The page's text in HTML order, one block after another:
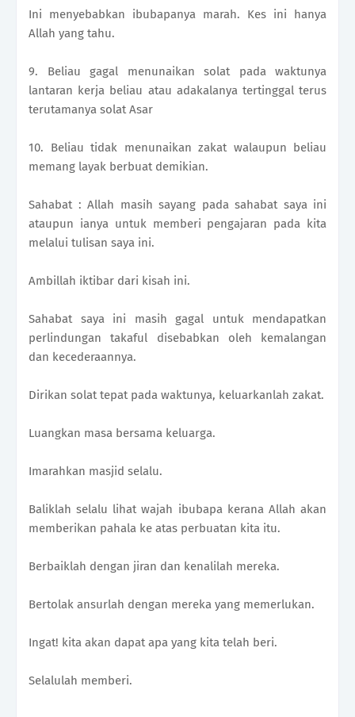
Ini menyebabkan ibubapanya marah. Kes ini hanya
Allah yang tahu.
9. Beliau gagal menunaikan solat pada waktunya
lantaran kerja beliau atau adakalanya tertinggal terus
terutamanya solat Asar
10. Beliau tidak menunaikan zakat walaupun beliau
memang layak berbuat demikian.
Sahabat : Allah masih sayang pada sahabat saya ini
ataupun ianya untuk memberi pengajaran pada kita
melalui tulisan saya ini.
Ambillah iktibar dari kisah ini.
Sahabat saya ini masih gagal untuk mendapatkan
perlindungan takaful disebabkan oleh kemalangan
dan kecederaannya.
Dirikan solat tepat pada waktunya, keluarkanlah zakat.
Luangkan masa bersama keluarga.
Imarahkan masjid selalu.
Baliklah selalu lihat wajah ibubapa kerana Allah akan
memberikan pahala ke atas perbuatan kita itu.
Berbaiklah dengan jiran dan kenalilah mereka.
Bertolak ansurlah dengan mereka yang memerlukan.
Ingat! kita akan dapat apa yang kita telah beri.
Selalulah memberi.